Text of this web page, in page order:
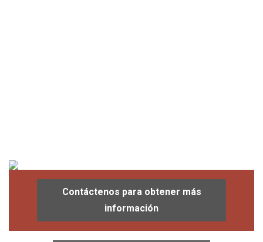
Contáctenos para obtener más
información